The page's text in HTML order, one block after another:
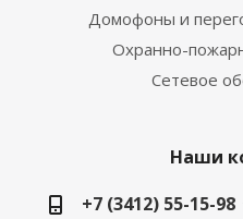
Домофоны и
Охранно-
Сетевое
Наши
+7 (3412) 55-15-98